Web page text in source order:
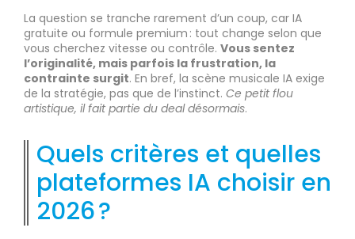
La question se tranche rarement d’un coup, car IA
gratuite ou formule premium : tout change selon que
vous cherchez vitesse ou contrôle. Vous sentez
l’originalité, mais parfois la frustration, la
contrainte surgit. En bref, la scène musicale IA exige
de la stratégie, pas que de l’instinct. Ce petit flou
artistique, il fait partie du deal désormais.
Quels critères et quelles
plateformes IA choisir en
2026 ?